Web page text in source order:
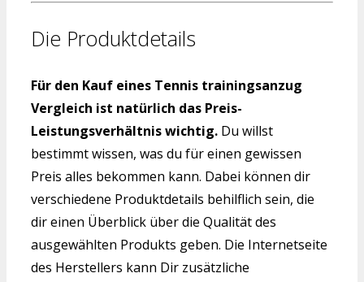
Die Produktdetails
Für den Kauf eines Tennis trainingsanzug
Vergleich ist natürlich das Preis-
Leistungsverhältnis wichtig. Du willst
bestimmt wissen, was du für einen gewissen
Preis alles bekommen kann. Dabei können dir
verschiedene Produktdetails behilflich sein, die
dir einen Überblick über die Qualität des
ausgewählten Produkts geben. Die Internetseite
des Herstellers kann Dir zusätzliche